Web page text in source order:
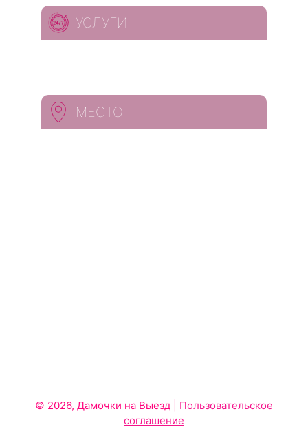
УСЛУГИ
МЕСТО
© 2026, Дамочки на Выезд
Пользовательское
соглашение